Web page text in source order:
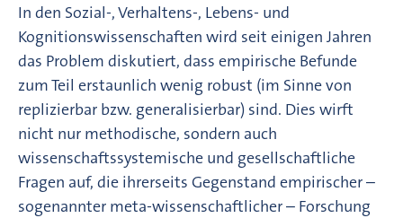
In den Sozial-, Verhaltens-, Lebens- und
Kognitionswissenschaften wird seit einigen Jahren
das Problem diskutiert, dass empirische Befunde
zum Teil erstaunlich wenig robust (im Sinne von
replizierbar bzw. generalisierbar) sind. Dies wirft
nicht nur methodische, sondern auch
wissenschaftssystemische und gesellschaftliche
Fragen auf, die ihrerseits Gegenstand empirischer –
sogenannter meta-wissenschaftlicher – Forschung